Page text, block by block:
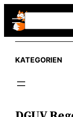
Zum
Inhalt
springen
Search
KATEGORIEN